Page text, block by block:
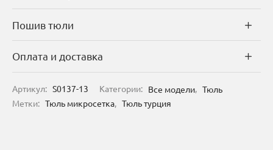
Пошив тюли
Оплата и доставка
Артикул: S0137-13 Категории: Все модели, Тюль
Метки: Тюль микросетка, Тюль турция